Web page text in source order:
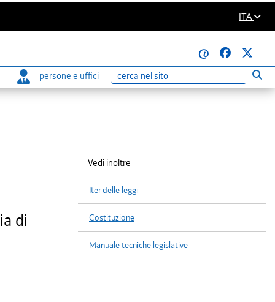
ITA
@
persone e uffici
Ricerca
di
Vedi inoltre
Iter delle leggi
Costituzione
Manuale tecniche legislative